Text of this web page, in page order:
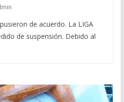
de acuerdo. La LIGA
de suspensión. Debido al